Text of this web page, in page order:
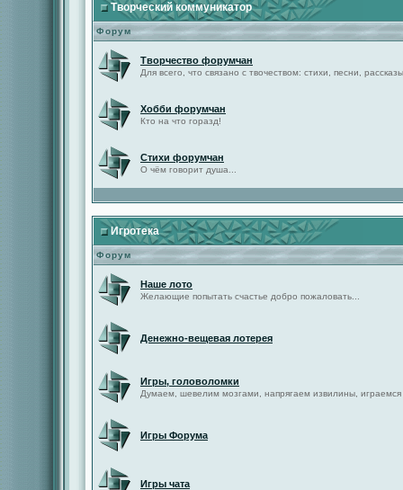
Творческий коммуникатор
Форум
Творчество форумчан
Для всего, что связано с твочеством: стихи, песни,
Хобби форумчан
Кто на что горазд!
Стихи форумчан
О чём говорит душа...
Игротека
Форум
Наше лото
Желающие попытать счастье добро пожаловать...
Денежно-вещевая лотерея
Игры, головоломки
Думаем, шевелим мозгами, напрягаем извилины,
Игры Форума
Игры чата